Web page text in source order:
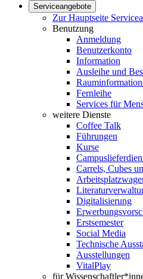
Serviceangebote
Zur Hauptseite
Benutzung
Anmeldung
Benutzerkonto
Information
Ausleihe und
Fernleihe
Services für
weitere Dienste
Coffee Talk
Führungen
Kurse
Carrels, Cubes
Digitalisierung
Erstsemester
Social Media
Technische
Ausstellungen
VitalPlay
für